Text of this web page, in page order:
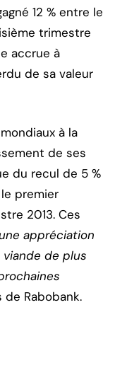
12 % entre le
trimestre
accrue à
de sa valeur
à la
de ses
du recul de 5 %
premier
2013. Ces
appréciation
de plus
Rabobank.